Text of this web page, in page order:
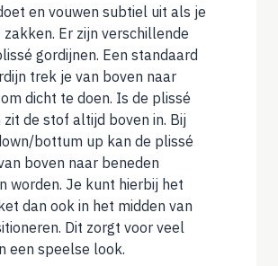
en vouwen subtiel uit als je
Er zijn verschillende
gordijnen. Een standaard
trek je van boven naar
dicht te doen. Is de plissé
zit de stof altijd boven in. Bij
bottum up kan de plissé
boven naar beneden
worden. Je kunt hierbij het
dan ook in het midden van
Dit zorgt voor veel
een speelse look.